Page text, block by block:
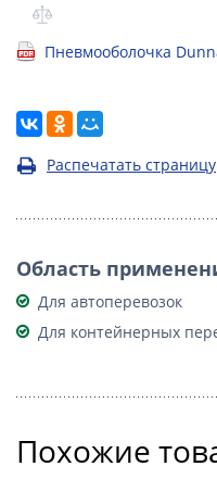
Пневмооболочка
Распечатать страницу
Область
Для автоперевозок
Для контейнерных
Похожие